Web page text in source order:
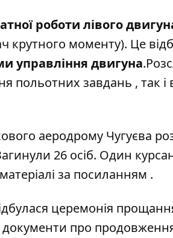
роботи лівого
крутного моменту). Це
управління двигуна
завдань , так і в
аеродрому Чугуєва
26 осіб. Один
за посиланням .
церемонія
документи про